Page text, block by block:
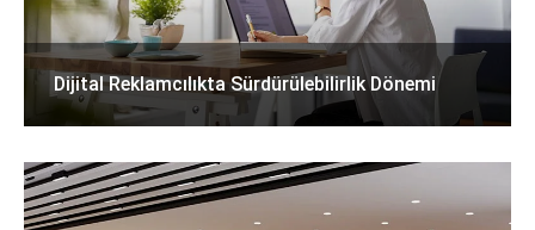
Dijital Reklamcılıkta Sürdürülebilirlik Dönemi